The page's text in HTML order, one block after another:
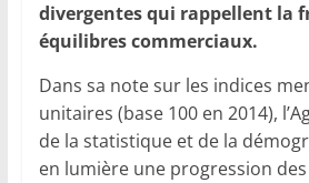
divergentes qui rappellent la
équilibres commerciaux.
Dans sa note sur les indices
unitaires (base 100 en 2014),
de la statistique et de la
en lumière une progression